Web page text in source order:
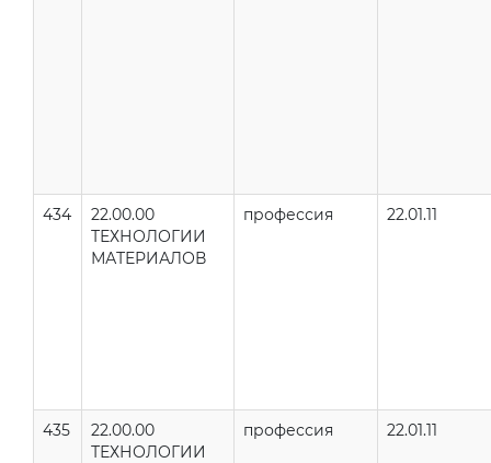
434
22.00.00
ТЕХНОЛОГИИ
МАТЕРИАЛОВ
профессия 22.01.11
435
22.00.00
ТЕХНОЛОГИИ
профессия 22.01.11